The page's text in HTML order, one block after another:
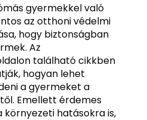
gyermekkel való
az otthoni védelmi
hogy biztonságban
Az
található cikkben
hogyan lehet
a gyermeket a
Emellett érdemes
hatásokra is,